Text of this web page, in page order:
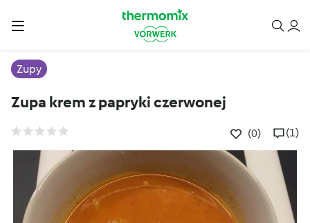
Zupy
Zupa krem z papryki czerwonej
(0) (1)